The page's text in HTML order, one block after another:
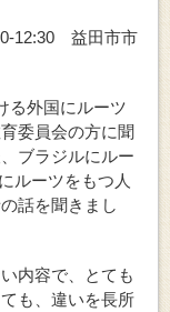
12:30 益田市市
る外国にルーツ
委員会の方に聞
ブラジルにルー
ルーツをもつ人
話を聞きまし
内容で、とても
も、違いを長所